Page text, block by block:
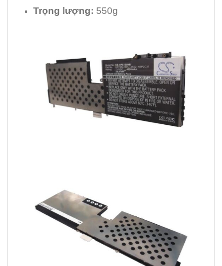
Trọng lượng: 550g